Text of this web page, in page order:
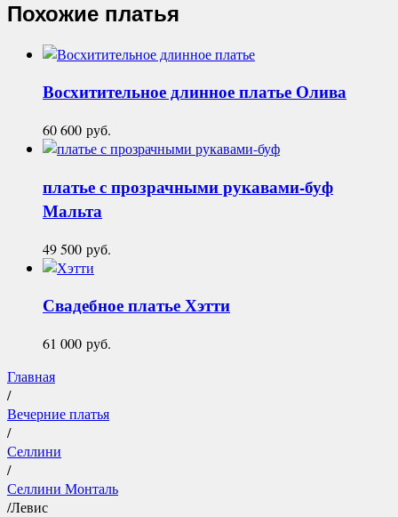
Похожие платья
Восхитительное длинное платье Олива
60 600 руб.
платье с прозрачными рукавами-буф
Мальта
49 500 руб.
Свадебное платьеХэтти
61 000 руб.
Главная
/
Вечерние платья
/
Селлини
/
Селлини Монталь
/Левис